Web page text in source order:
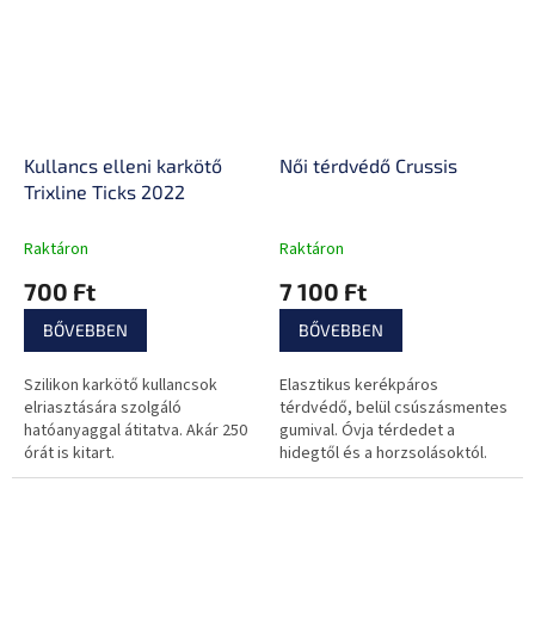
Kullancs elleni karkötő
Trixline Ticks 2022
Raktáron
700 Ft
BŐVEBBEN
Szilikon karkötő kullancsok
elriasztására szolgáló
hatóanyaggal átitatva. Akár 250
órát is kitart.
Női térdvédő Crussis
Raktáron
7 100 Ft
BŐVEBBEN
Elasztikus kerékpáros
térdvédő, belül csúszásmentes
gumival. Óvja térdedet a
hidegtől és a horzsolásoktól.